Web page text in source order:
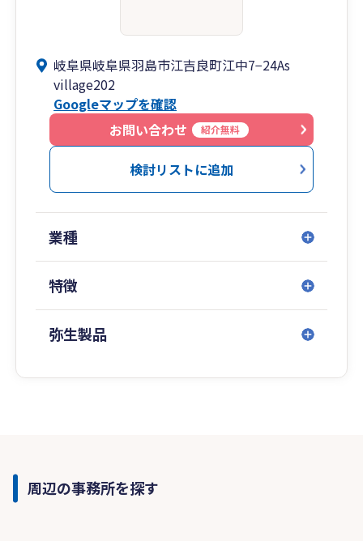
岐阜県岐阜県羽島市江吉良町江中7−24As
village202
Googleマップを確認
お問い合わせ
紹介無料
検討リストに追加
業種
特徴
弥生製品
周辺の事務所を探す